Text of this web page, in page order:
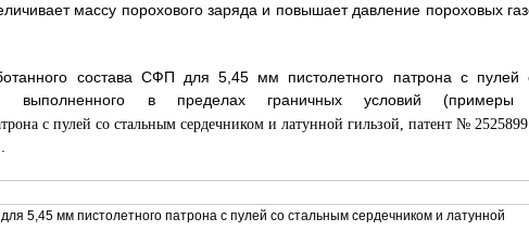
массу порохового заряда и повышает давление пороховых
состава СФП для 5,45 мм пистолетного патрона с пулей
выполненного в пределах граничных условий
5,45 мм пистолетного патрона с пулей со стальным сердечником и латунной